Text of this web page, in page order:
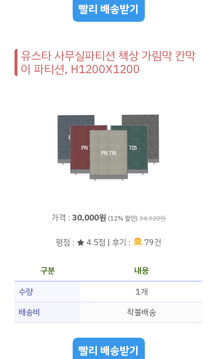
빨리 배송받기
유스타 사무실파티션 책상 가림막 칸막
이 파티션, H1200X1200
가격 : 30,000원 (12% 할인) 34,320원
평점 : ★ 4.5점 | 후기 : 79건
구분
내용
수량
1개
배송비
착불배송
빨리 배송받기